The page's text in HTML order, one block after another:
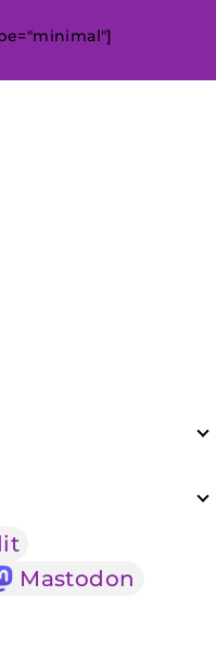
Mastodon